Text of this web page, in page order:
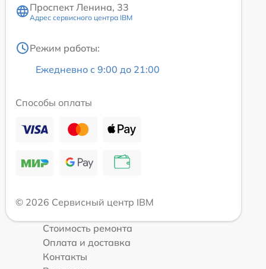
Проспект Ленина, 33
Адрес сервисного центра IBM
Режим работы:
Ежедневно с 9:00 до 21:00
Способы оплаты
© 2026 Сервисный центр IBM
Стоимость ремонта
Оплата и доставка
Контакты